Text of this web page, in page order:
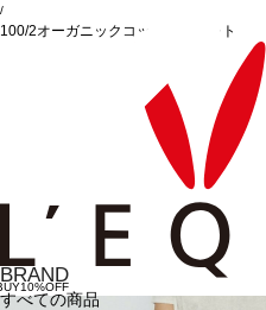
BRAND
すべての商品
/
100/2オーガニックコットンスカート